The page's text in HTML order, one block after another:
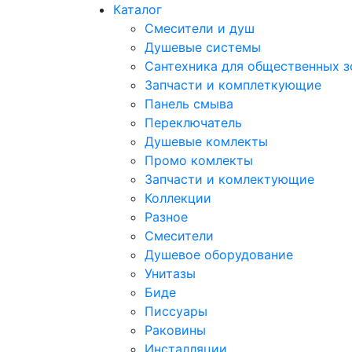
Каталог
Смесители и душ
Душевые системы
Сантехника для общественных
Запчасти и комплеткующие
Панель смыва
Переключатель
Душевые комлекты
Промо комлекты
Запчасти и комлектующие
Коллекции
Разное
Смесители
Душевое оборудование
Унитазы
Биде
Писсуары
Раковины
Инсталляции